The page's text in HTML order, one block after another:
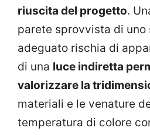
riuscita del progetto.
parete sprovvista di uno
adeguato rischia di
di una luce indiretta
valorizzare la
materiali e le venature
temperatura di colore